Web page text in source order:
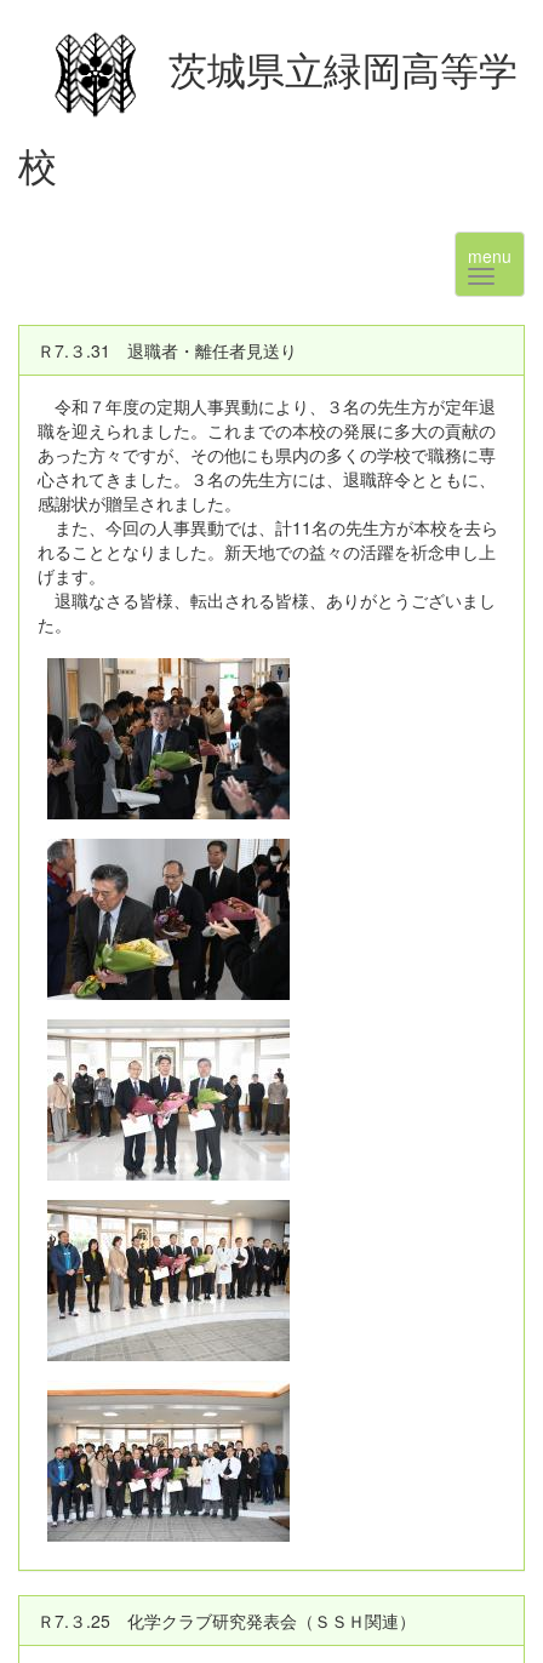
茨城県立緑岡高等学
校
menu
Ｒ7.３.31 退職者・離任者見送り
令和７年度の定期人事異動により、３名の先生方が定年退
職を迎えられました。これまでの本校の発展に多大の貢献の
あった方々ですが、その他にも県内の多くの学校で職務に専
心されてきました。３名の先生方には、退職辞令とともに、
感謝状が贈呈されました。
また、今回の人事異動では、計11名の先生方が本校を去ら
れることとなりました。新天地での益々の活躍を祈念申し上
げます。
退職なさる皆様、転出される皆様、ありがとうございまし
た。
Ｒ7.３.25 化学クラブ研究発表会（ＳＳＨ関連）